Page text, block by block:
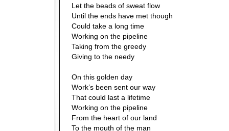
Let the beads of sweat flow
Until the ends have met though
Could take a long time
Working on the pipeline
Taking from the greedy
Giving to the needy
On this golden day
Work’s been sent our way
That could last a lifetime
Working on the pipeline
From the heart of our land
To the mouth of the man